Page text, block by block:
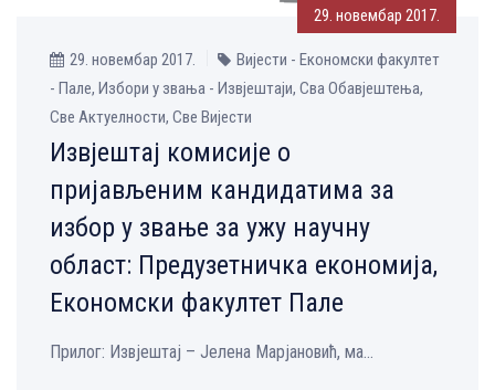
29. новембар 2017.
29. новембар 2017.
Вијести - Економски факултет
- Пале, Избори у звања - Извјештаји, Сва Обавјештења,
Све Aктуелности, Све Вијести
Извјештај комисије о
пријављеним кандидатима за
избор у звање за ужу научну
област: Предузетничка економија,
Економски факултет Пале
Прилог: Извјештај – Јелена Марјановић, ма...